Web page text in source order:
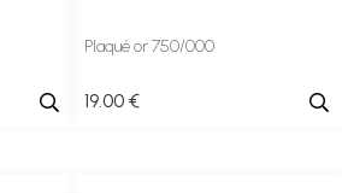
Plaqué or 750/000
19.00 €